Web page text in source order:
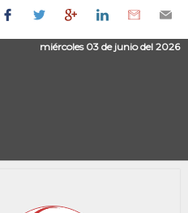
miércoles 03 de junio del 2026